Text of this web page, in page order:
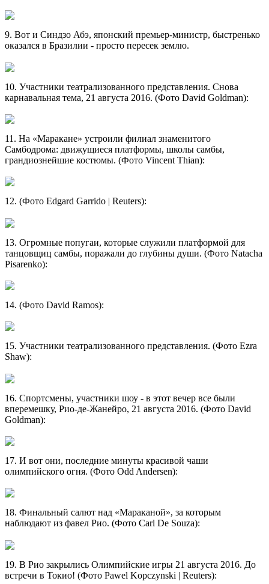
9. Вот и Синдзо Абэ, японский премьер-министр, быстренько
оказался в Бразилии - просто пересек землю.
10. Участники театрализованного представления. Снова
карнавальная тема, 21 августа 2016. (Фото David Goldman):
11. На «Маракане» устроили филиал знаменитого
Самбодрома: движущиеся платформы, школы самбы,
грандиознейшие костюмы. (Фото Vincent Thian):
12. (Фото Edgard Garrido | Reuters):
13. Огромные попугаи, которые служили платформой для
танцовщиц самбы, поражали до глубины души. (Фото Natacha
Pisarenko):
14. (Фото David Ramos):
15. Участники театрализованного представления. (Фото Ezra
Shaw):
16. Спортсмены, участники шоу - в этот вечер все были
вперемешку, Рио-де-Жанейро, 21 августа 2016. (Фото David
Goldman):
17. И вот они, последние минуты красивой чаши
олимпийского огня. (Фото Odd Andersen):
18. Финальный салют над «Мараканой», за которым
наблюдают из фавел Рио. (Фото Carl De Souza):
19. В Рио закрылись Олимпийские игры 21 августа 2016. До
встречи в Токио! (Фото Pawel Kopczynski | Reuters):